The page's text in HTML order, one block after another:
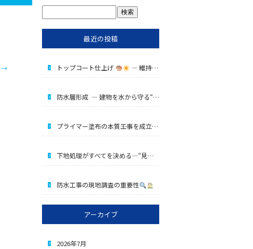
→
最近の投稿
トップコート仕上げ ― 維持するための最終工程 ―
防水層形成 ― 建物を水から守る“核心工程” ―
プライマー塗布の本質――工事を成立させる“縁の下の主役”
下地処理がすべてを決める―“見えない品質”の正体
防水工事の現地調査の重要性
アーカイブ
2026年7月